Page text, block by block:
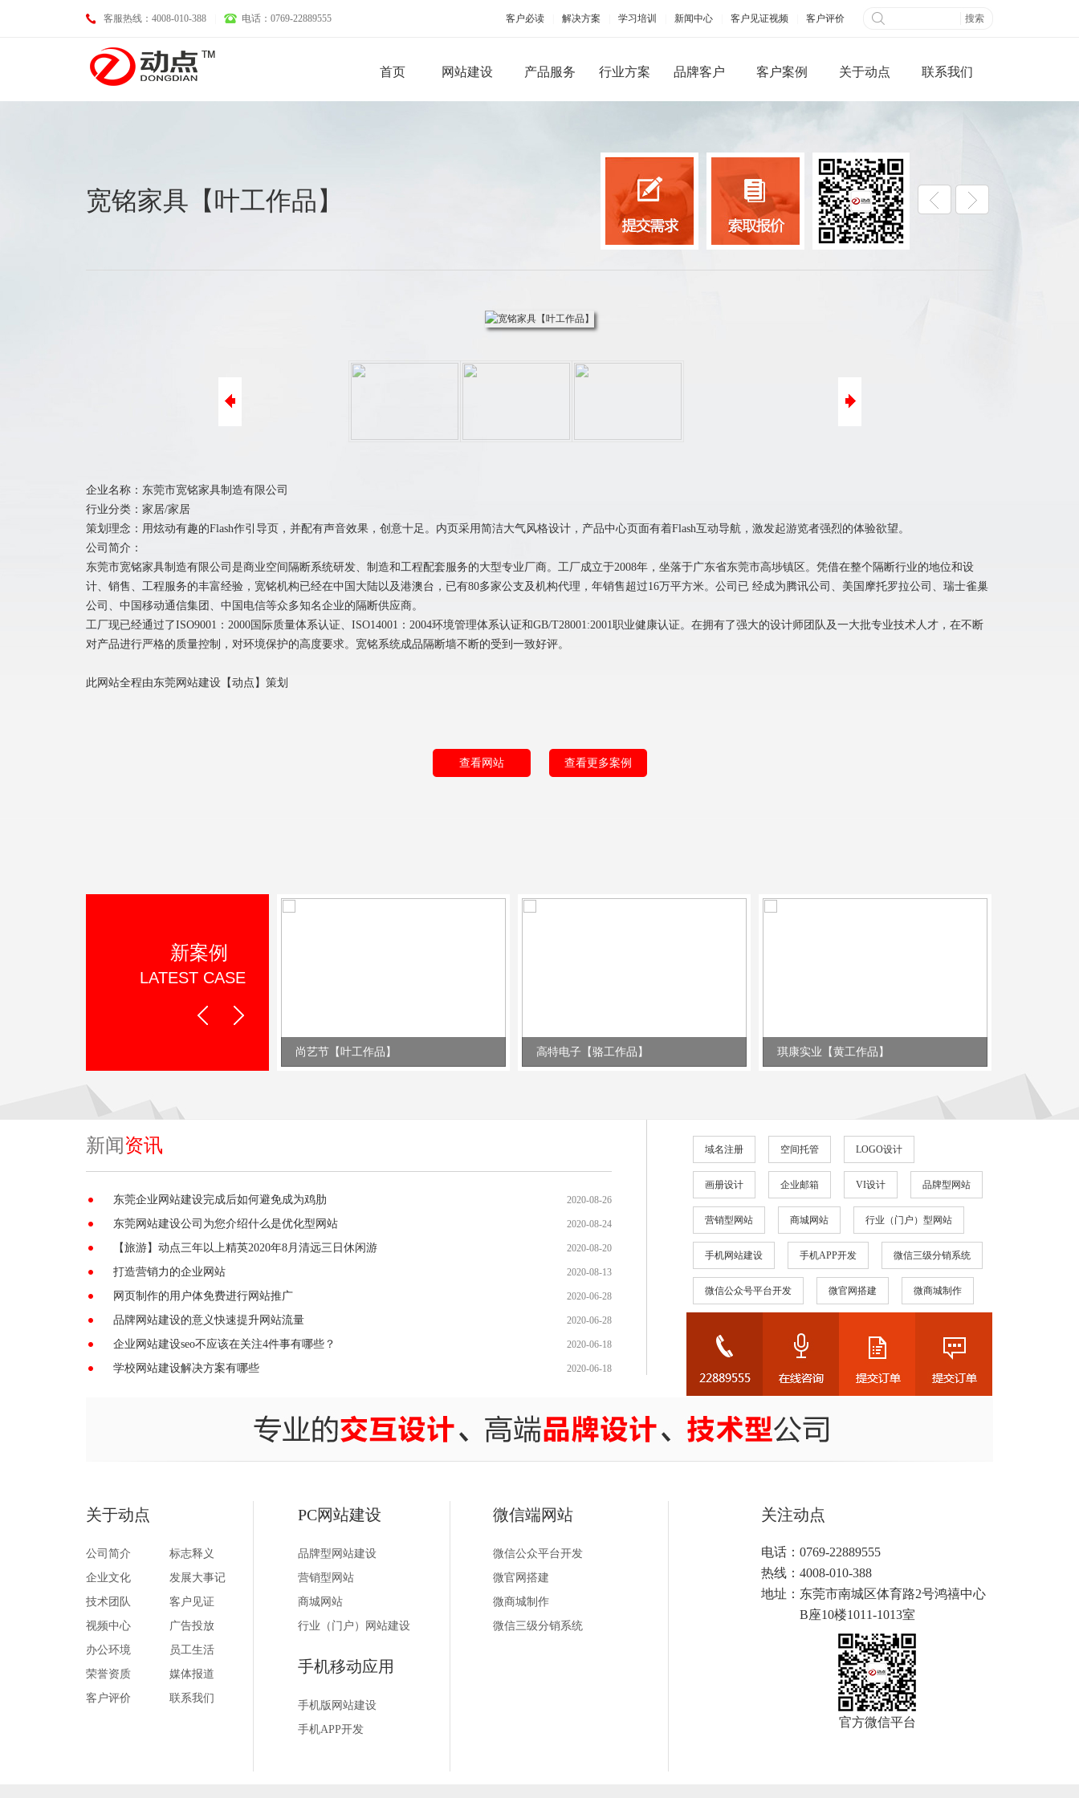
客服热线：4008-010-388 电话：0769-22889555 客户必读 解决方案 学习培训 新闻中心 客户见证视频 客户评价
首页 网站建设 产品服务 行业方案 品牌客户 客户案例 关于动点 联系我们
宽铭家具【叶工作品】
企业名称：东莞市宽铭家具制造有限公司
行业分类：家居/家居
策划理念：用炫动有趣的Flash作引导页，并配有声音效果，创意十足。内页采用简洁大气风格设计，产品中心页面有着Flash互动导航，激发起游览者强烈的体验欲望。
公司简介：
东莞市宽铭家具制造有限公司是商业空间隔断系统研发、制造和工程配套服务的大型专业厂商。工厂成立于2008年，坐落于广东省东莞市高埗镇区。凭借在整个隔断行业的地位和设
计、销售、工程服务的丰富经验，宽铭机构已经在中国大陆以及港澳台，已有80多家公支及机构代理，年销售超过16万平方米。公司已 经成为腾讯公司、美国摩托罗拉公司、瑞士雀巢
公司、中国移动通信集团、中国电信等众多知名企业的隔断供应商。
工厂现已经通过了ISO9001：2000国际质量体系认证、ISO14001：2004环境管理体系认证和GB/T28001:2001职业健康认证。在拥有了强大的设计师团队及一大批专业技术人才，在不断
对产品进行严格的质量控制，对环境保护的高度要求。宽铭系统成品隔断墙不断的受到一致好评。
此网站全程由东莞网站建设 【动点 】策划
查看网站 查看更多案例
新案例
LATEST CASE
尚艺节【叶工作品】 高特电子【骆工作品】 琪康实业【黄工作品】
新闻资讯
东莞企业网站建设完成后如何避免成为鸡肋 2020-08-26
东莞网站建设公司为您介绍什么是优化型网站 2020-08-24
【旅游】动点三年以上精英2020年8月清远三日休闲游 2020-08-20
打造营销力的企业网站 2020-08-13
网页制作的用户体免费进行网站推广 2020-06-28
品牌网站建设的意义快速提升网站流量 2020-06-28
企业网站建设seo不应该在关注4件事有哪些？ 2020-06-18
学校网站建设解决方案有哪些 2020-06-18
域名注册 空间托管 LOGO设计
画册设计 企业邮箱 VI设计 品牌型网站
营销型网站 商城网站 行业（门户）型网站
手机网站建设 手机APP开发 微信三级分销系统
微信公众号平台开发 微官网搭建 微商城制作
关于动点
公司简介
标志释义
企业文化
发展大事记
技术团队
客户见证
视频中心
广告投放
办公环境
员工生活
荣誉资质
媒体报道
客户评价
联系我们
PC网站建设
品牌型网站建设
营销型网站
商城网站
行业（门户）网站建设
手机移动应用
手机版网站建设
手机APP开发
微信端网站
微信公众平台开发
微官网搭建
微商城制作
微信三级分销系统
关注动点
电话：0769-22889555
热线：4008-010-388
地址： 东莞市南城区体育路2号鸿禧中心
B座10楼1011-1013室
官方微信平台